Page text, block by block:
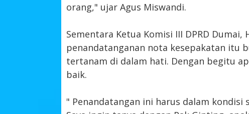
orang," ujar Agus Miswandi.
Sementara Ketua Komisi III DPRD
penandatanganan nota kesepakatan itu
tertanam di dalam hati. Dengan begitu
baik.
" Penandatangan ini harus dalam